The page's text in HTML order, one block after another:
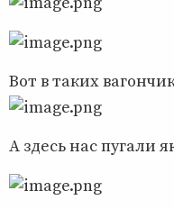
Вот в таких
А здесь нас пугали